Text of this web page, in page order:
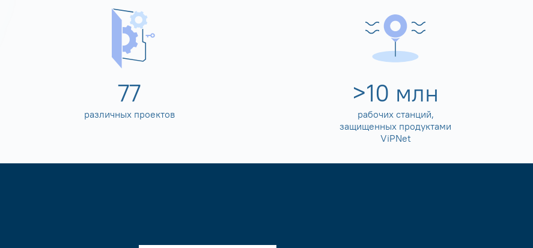
80
различных проектов
>10 млн
рабочих станций,
защищенных продуктами
ViPNet